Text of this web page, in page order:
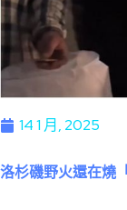
14 1 月, 2025
洛杉磯野火還在燒